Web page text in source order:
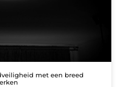
met een breed